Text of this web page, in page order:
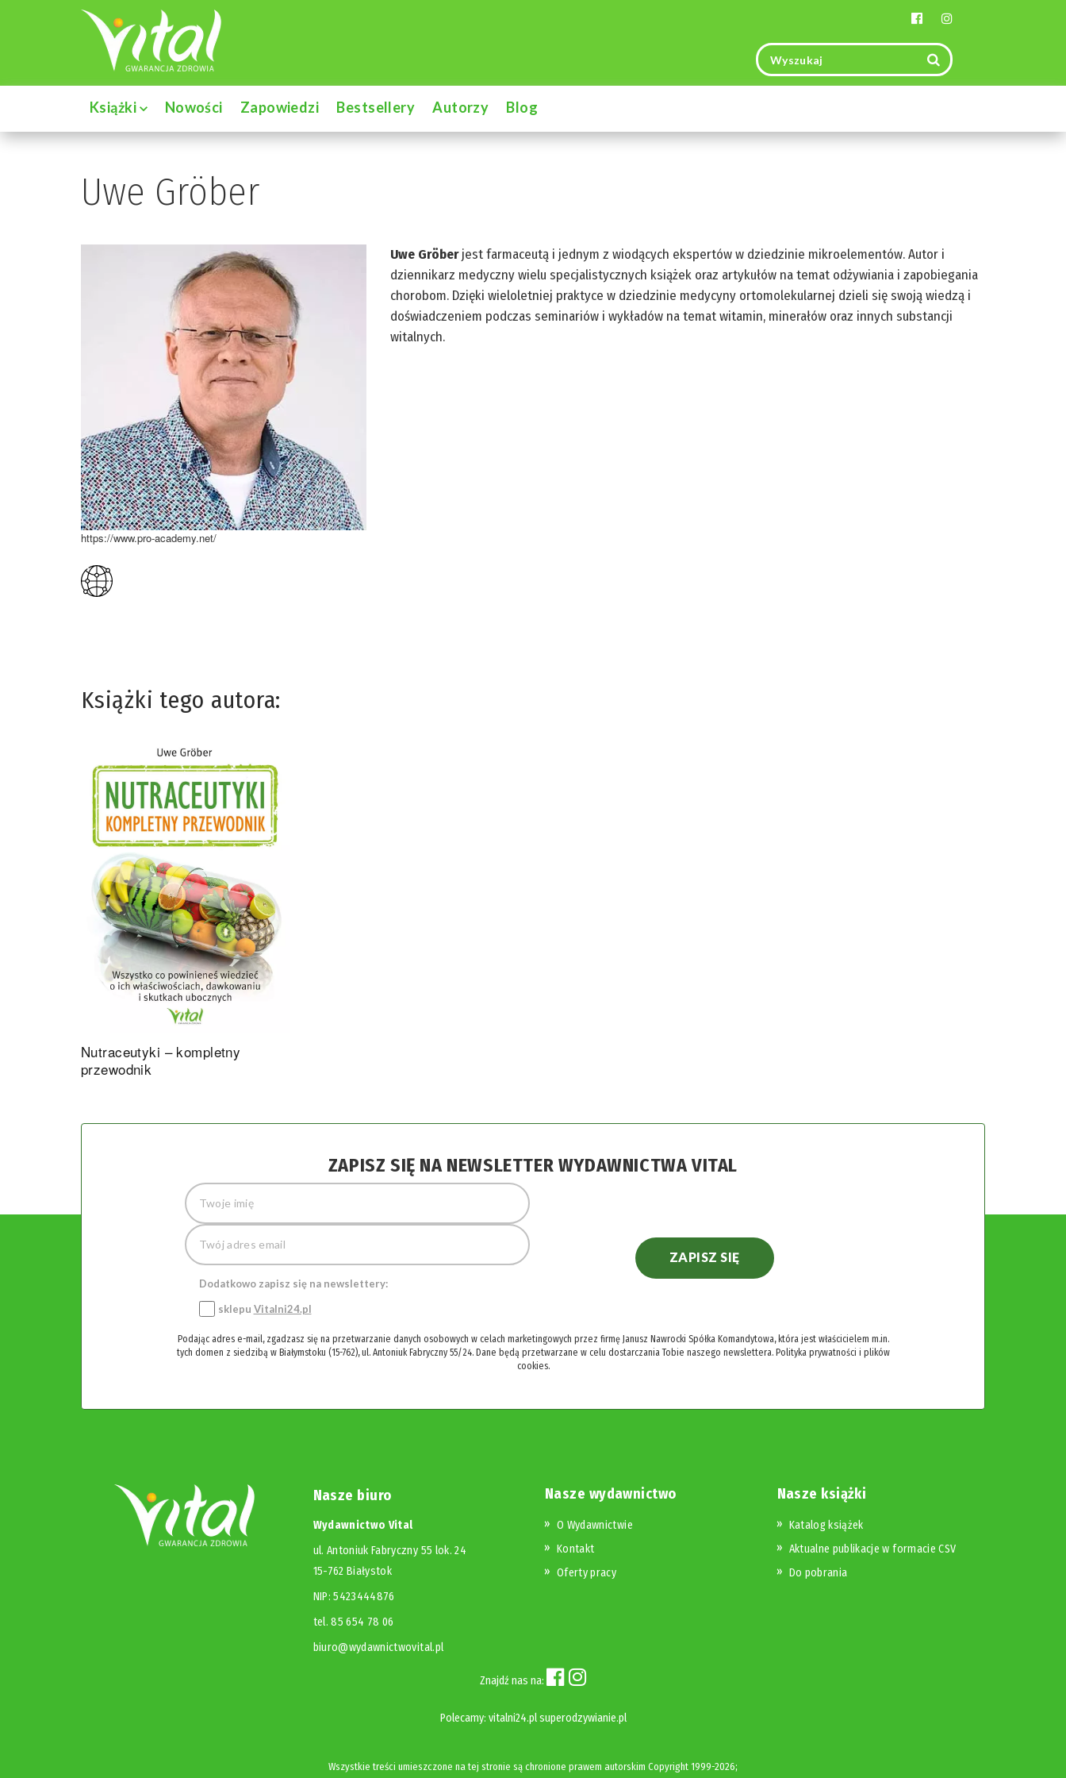
Książki Nowości Zapowiedzi Bestsellery Autorzy Blog
Uwe Gröber
https://www.pro-academy.net/
Uwe Gröberjest farmaceutą i jednym z wiodących ekspertów w dziedzinie mikroelementów. Autor i
dziennikarz medyczny wielu specjalistycznych książek oraz artykułów na temat odżywiania i zapobiegania
chorobom. Dzięki wieloletniej praktyce w dziedzinie medycyny ortomolekularnej dzieli się swoją wiedzą i
doświadczeniem podczas seminariów i wykładów na temat witamin, minerałów oraz innych substancji
witalnych.
Książki tego autora:
Nutraceutyki – kompletny
przewodnik
ZAPISZ SIĘ NA NEWSLETTER WYDAWNICTWA VITAL
Dodatkowo zapisz się na newslettery:
sklepu Vitalni24.pl
ZAPISZ SIĘ
Podając adres e-mail, zgadzasz się na przetwarzanie danych osobowych w celach marketingowych przez firmę Janusz Nawrocki Spółka Komandytowa, która jest właścicielem m.in.
tych domen z siedzibą w Białymstoku (15-762), ul. Antoniuk Fabryczny 55/24. Dane będą przetwarzane w celu dostarczania Tobie naszego newslettera. Polityka prywatności i plików
cookies.
Nasze biuro
Wydawnictwo Vital
ul. Antoniuk Fabryczny 55 lok. 24
15-762 Białystok
NIP: 5423444876
tel. 85 654 78 06
biuro@wydawnictwovital.pl
Nasze wydawnictwo
O Wydawnictwie
Kontakt
Oferty pracy
Nasze książki
Katalog książek
Aktualne publikacje w formacie CSV
Do pobrania
Znajdź nas na:
Polecamy: vitalni24.pl superodzywianie.pl
Wszystkie treści umieszczone na tej stronie są chronione prawem autorskim Copyright 1999-2026;